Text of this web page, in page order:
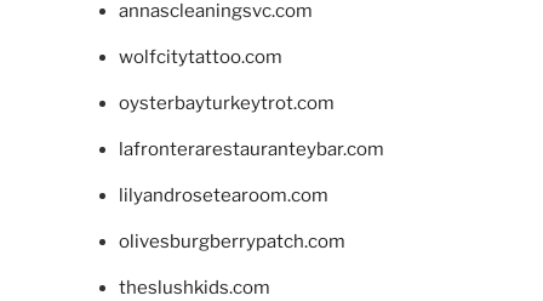
annascleaningsvc.com
wolfcitytattoo.com
oysterbayturkeytrot.com
lafronterarestauranteybar.com
lilyandrosetearoom.com
olivesburgberrypatch.com
theslushkids.com